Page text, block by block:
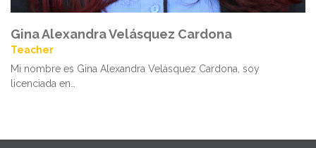
Gina Alexandra Velásquez Cardona
Teacher
Mi nombre es Gina Alexandra Velásquez Cardona, soy
licenciada en…